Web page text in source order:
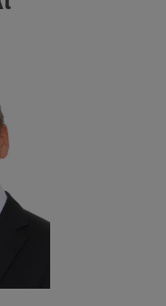
gehören
EDEKA Südwest Fleisch
für Schwarzwälder
Backkultur,
der Ortenauer
Einer der
auf Produkten aus
„Unsere Heimat“
mehr als 1.500
des Vertriebsgebiets
der regionalen